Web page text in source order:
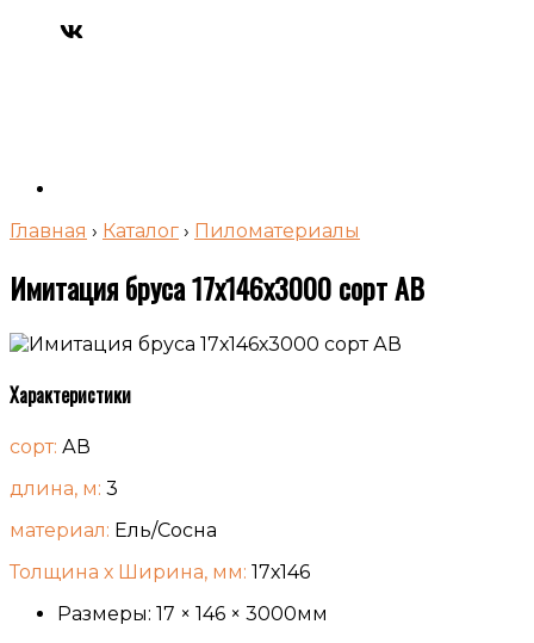
Главная › Каталог › Пиломатериалы
Имитация бруса 17х146х3000 сорт АВ
Характеристики
сорт: АВ
длина, м: 3
материал: Ель/Сосна
Толщина х Ширина, мм: 17х146
Размеры: 17 × 146 × 3000мм